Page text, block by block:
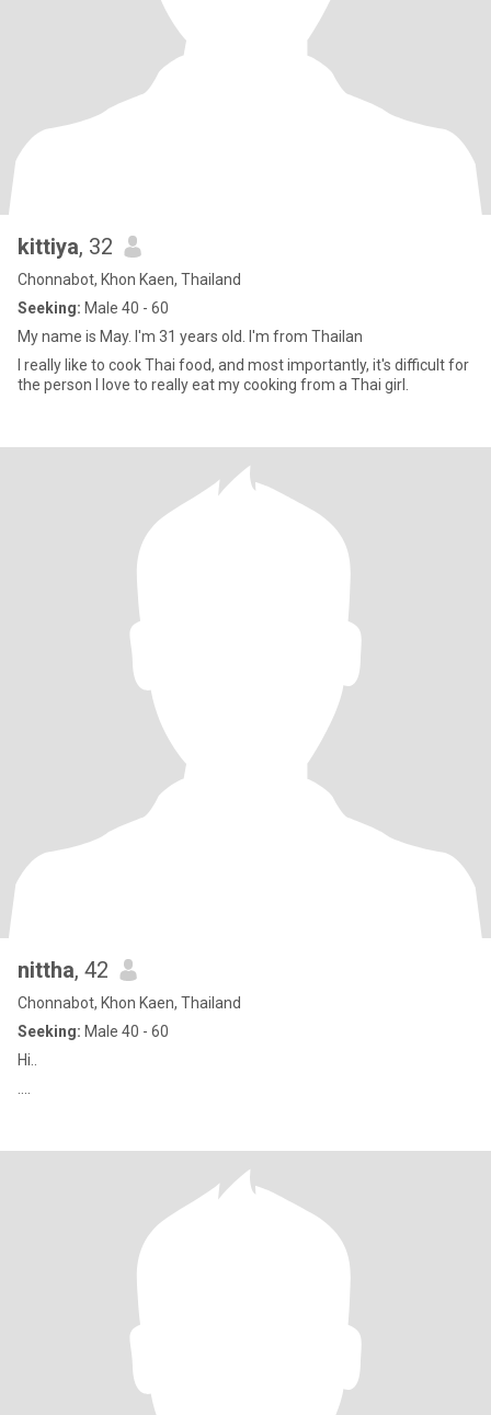
kittiya, 32
Chonnabot, Khon Kaen, Thailand
Seeking: Male 40 - 60
My name is May. I'm 31 years old. I'm from Thailan
I really like to cook Thai food, and most importantly, it's difficult for
the person I love to really eat my cooking from a Thai girl.
nittha, 42
Chonnabot, Khon Kaen, Thailand
Seeking: Male 40 - 60
Hi..